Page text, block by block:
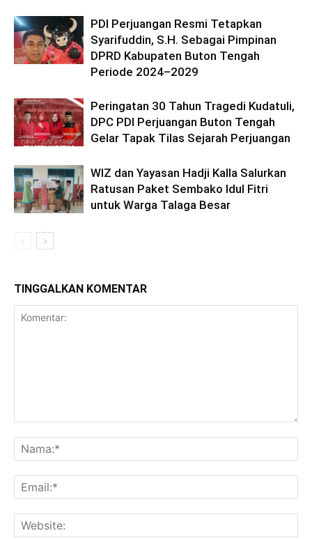
PDI Perjuangan Resmi Tetapkan
Syarifuddin, S.H. Sebagai Pimpinan
DPRD Kabupaten Buton Tengah
Periode 2024–2029
Peringatan 30 Tahun Tragedi Kudatuli,
DPC PDI Perjuangan Buton Tengah
Gelar Tapak Tilas Sejarah Perjuangan
WIZ dan Yayasan Hadji Kalla Salurkan
Ratusan Paket Sembako Idul Fitri
untuk Warga Talaga Besar
TINGGALKAN KOMENTAR